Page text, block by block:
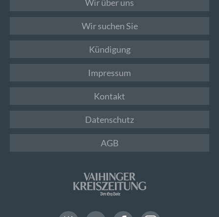
Wir über uns
Wir suchen Sie
Kündigung
Impressum
Kontakt
Datenschutz
AGB